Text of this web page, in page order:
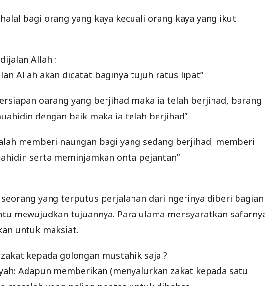
bagi orang yang kaya kecuali orang kaya yang ikut
Allah :
Allah akan dicatat baginya tujuh ratus lipat”
oarang yang berjihad maka ia telah berjihad, barang
dengan baik maka ia telah berjihad”
memberi naungan bagi yang sedang berjihad, memberi
serta meminjamkan onta pejantan”
yang terputus perjalanan dari ngerinya diberi bagian
mewujudkan tujuannya. Para ulama mensyaratkan
untuk maksiat.
kepada golongan mustahik saja ?
Adapun memberikan (menyalurkan zakat kepada satu